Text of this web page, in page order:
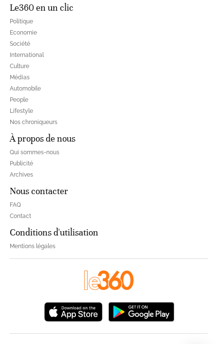
Le360 en un clic
Politique
Economie
Société
International
Culture
Médias
Automobile
People
Lifestyle
Nos chroniqueurs
À propos de nous
Qui sommes-nous
Publicité
Archives
Nous contacter
FAQ
Contact
Conditions d'utilisation
Mentions légales